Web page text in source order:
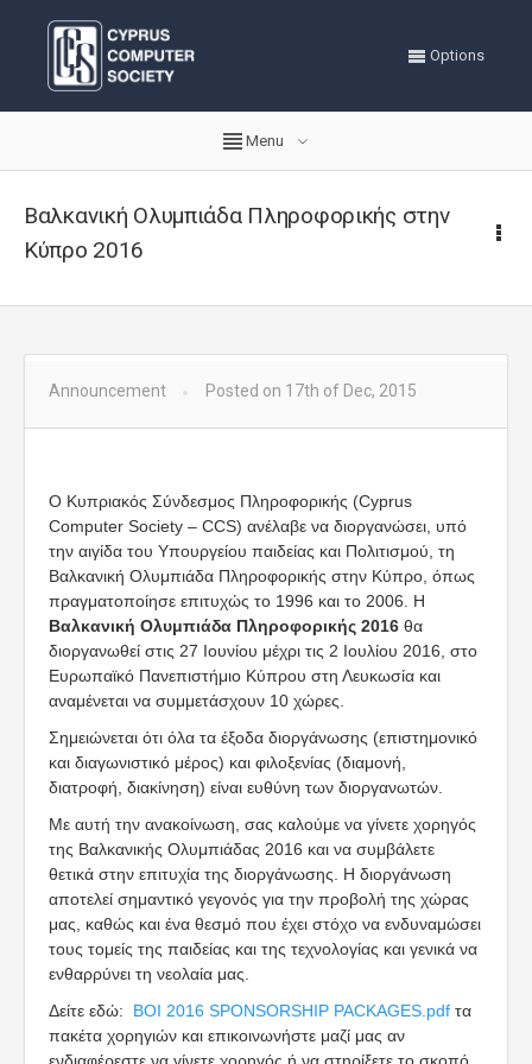
Options
Menu
Βαλκανική Ολυμπιάδα Πληροφορικής στην
Κύπρο 2016
Announcement Posted on 17th of Dec, 2015
Ο Κυπριακός Σύνδεσμος Πληροφορικής (Cyprus
Computer Society – CCS) ανέλαβε να διοργανώσει, υπό
την αιγίδα του Υπουργείου παιδείας και Πολιτισμού, τη
Βαλκανική Ολυμπιάδα Πληροφορικής στην Κύπρο, όπως
πραγματοποίησε επιτυχώς το 1996 και το 2006. Η
Βαλκανική Ολυμπιάδα Πληροφορικής 2016 θα
διοργανωθεί στις 27 Ιουνίου μέχρι τις 2 Ιουλίου 2016, στο
Ευρωπαϊκό Πανεπιστήμιο Κύπρου στη Λευκωσία και
αναμένεται να συμμετάσχουν 10 χώρες.
Σημειώνεται ότι όλα τα έξοδα διοργάνωσης (επιστημονικό
και διαγωνιστικό μέρος) και φιλοξενίας (διαμονή,
διατροφή, διακίνηση) είναι ευθύνη των διοργανωτών.
Με αυτή την ανακοίνωση, σας καλούμε να γίνετε χορηγός
της Βαλκανικής Ολυμπιάδας 2016 και να συμβάλετε
θετικά στην επιτυχία της διοργάνωσης. Η διοργάνωση
αποτελεί σημαντικό γεγονός για την προβολή της χώρας
μας, καθώς και ένα θεσμό που έχει στόχο να ενδυναμώσει
τους τομείς της παιδείας και της τεχνολογίας και γενικά να
ενθαρρύνει τη νεολαία μας.
Δείτε εδώ: BOI 2016 SPONSORSHIP PACKAGES.pdf τα
πακέτα χορηγιών και επικοινωνήστε μαζί μας αν